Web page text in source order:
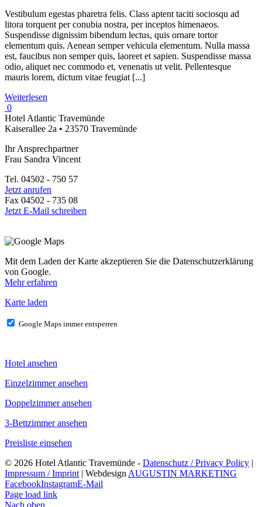
Vestibulum egestas pharetra felis. Class aptent taciti sociosqu ad
litora torquent per conubia nostra, per inceptos himenaeos.
Suspendisse dignissim bibendum lectus, quis ornare tortor
elementum quis. Aenean semper vehicula elementum. Nulla massa
est, faucibus non semper quis, laoreet et sapien. Suspendisse massa
odio, aliquet nec commodo et, venenatis ut velit. Pellentesque
mauris lorem, dictum vitae feugiat [...]
Weiterlesen
0
Hotel Atlantic Travemünde
Kaiserallee 2a • 23570 Travemünde
Ihr Ansprechpartner
Frau Sandra Vincent
Tel. 04502 - 750 57
Jetzt anrufen
Fax 04502 - 735 08
Jetzt E-Mail schreiben
Mit dem Laden der Karte akzeptieren Sie die Datenschutzerklärung
von Google.
Mehr erfahren
Karte laden
Google Maps immer entsperren
Hotel ansehen
Einzelzimmer ansehen
Doppelzimmer ansehen
3-Bettzimmer ansehen
Preisliste einsehen
© 2026 Hotel Atlantic Travemünde - Datenschutz / Privacy Policy |
Impressum / Imprint | Webdesign AUGUSTIN MARKETING
FacebookInstagramE-Mail
Page load link
Nach oben